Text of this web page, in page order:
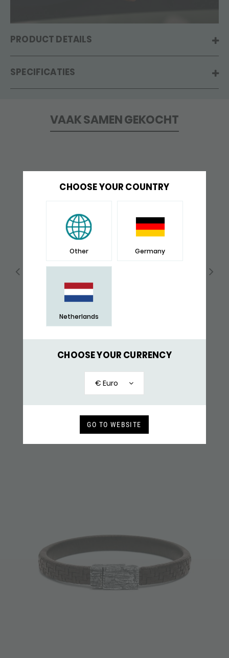
CHOOSE YOUR COUNTRY
Other Germany
Netherlands
CHOOSE YOUR CURRENCY
€ Euro
GO TO WEBSITE
PRODUCT DETAILS
SPECIFICATIES
VAAK SAMEN GEKOCHT
E444SBR ARMBAND
199,-
RECENT BEKEKEN